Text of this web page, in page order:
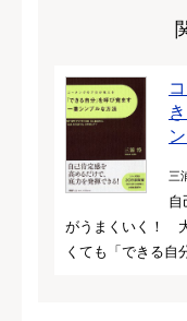
三
自
がうまくいく！
くても「できる自